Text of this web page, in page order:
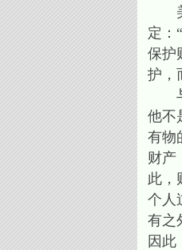
美
定：
保护
护，
与
他不
有物
财产
此，
个人
有之
因此